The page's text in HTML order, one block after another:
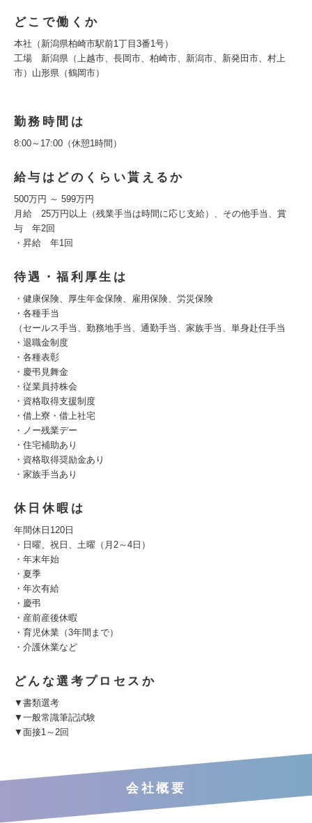
どこで働くか
本社（新潟県柏崎市駅前1丁目3番1号）
工場 新潟県（上越市、長岡市、柏崎市、新潟市、新発田市、村上
市）山形県（鶴岡市）
勤務時間は
8:00～17:00（休憩1時間）
給与はどのくらい貰えるか
500万円 ～ 599万円
月給 25万円以上（残業手当は時間に応じ支給）、その他手当、賞
与 年2回
・昇給 年1回
待遇・福利厚生は
・健康保険、厚生年金保険、雇用保険、労災保険
・各種手当
（セールス手当、勤務地手当、通勤手当、家族手当、単身赴任手当
・退職金制度
・各種表彰
・慶弔見舞金
・従業員持株会
・資格取得支援制度
・借上寮・借上社宅
・ノー残業デー
・住宅補助あり
・資格取得奨励金あり
・家族手当あり
休日休暇は
年間休日120日
・日曜、祝日、土曜（月2～4日）
・年末年始
・夏季
・年次有給
・慶弔
・産前産後休暇
・育児休業（3年間まで）
・介護休業など
どんな選考プロセスか
▼書類選考
▼一般常識筆記試験
▼面接1～2回
会社概要